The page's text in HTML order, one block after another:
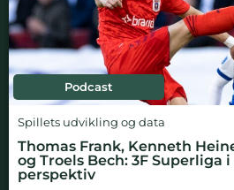
Podcast
Spillets udvikling og data
Thomas Frank, Kenneth
og Troels Bech: 3F
perspektiv